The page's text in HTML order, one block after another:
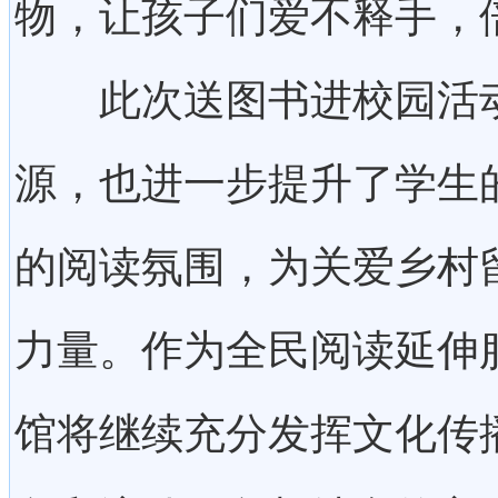
物，让孩子们爱不释手，
此次送图书进校园活
源，也进一步提升了学
的阅读氛围，为关爱乡
力量。作为全民阅读延
馆将继续充分发挥文化